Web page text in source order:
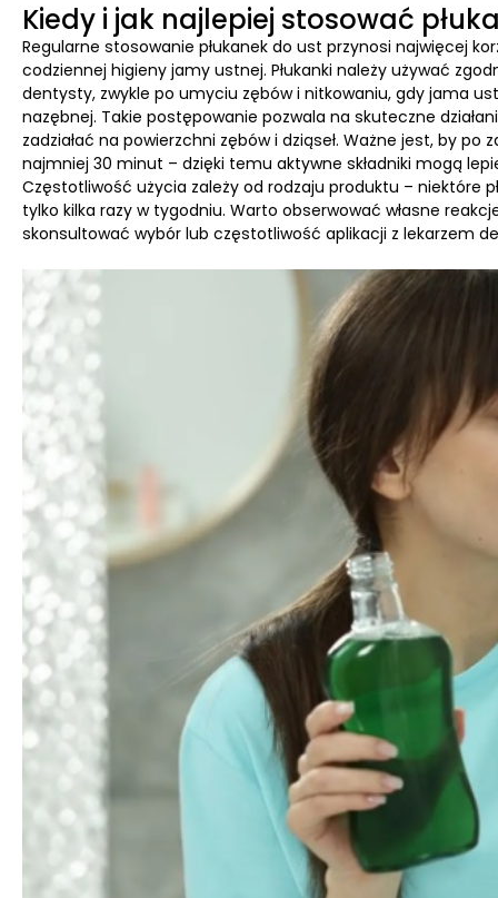
Kiedy i jak najlepiej stosować
Regularne stosowanie płukanek do ust przynosi najwięcej
codziennej higieny jamy ustnej. Płukanki należy używać
dentysty, zwykle po umyciu zębów i nitkowaniu, gdy jama
nazębnej. Takie postępowanie pozwala na skuteczne
zadziałać na powierzchni zębów i dziąseł. Ważne jest, by
najmniej 30 minut – dzięki temu aktywne składniki mogą
Częstotliwość użycia zależy od rodzaju produktu – niektóre
tylko kilka razy w tygodniu. Warto obserwować własne
skonsultować wybór lub częstotliwość aplikacji z lekarzem